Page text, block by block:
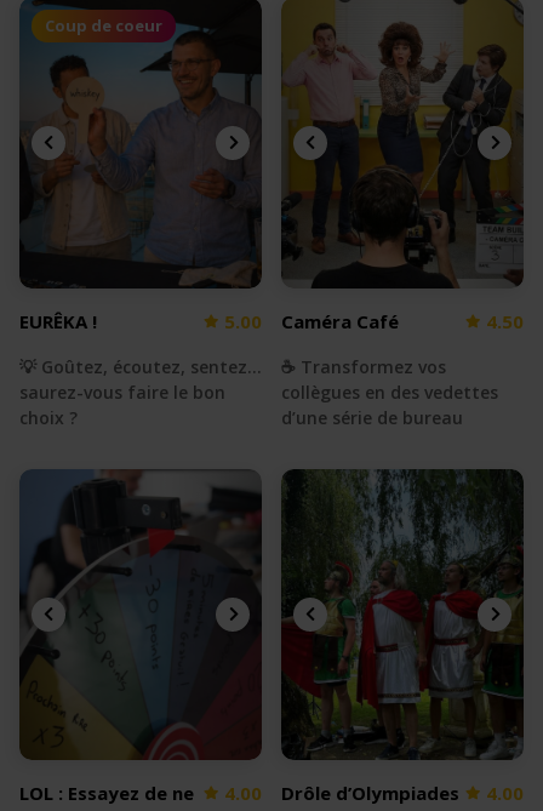
Coup de coeur
EURÊKA ! 5.00
💡 Goûtez, écoutez, sentez...
saurez-vous faire le bon
choix ?
Caméra Café 4.50
☕️ Transformez vos
collègues en des vedettes
d’une série de bureau
LOL : Essayez de ne
4.00
Drôle d’Olympiades
4.00